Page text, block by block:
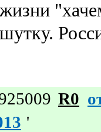
жизни
шутку.
R0
'